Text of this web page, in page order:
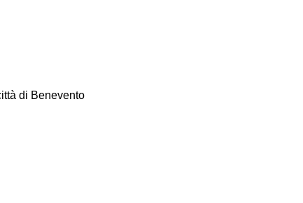
di Benevento